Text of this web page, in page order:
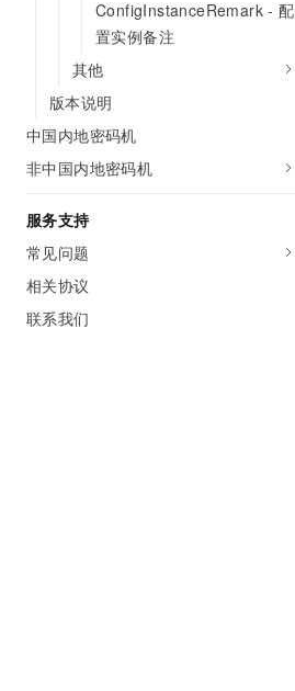
ConfigInstanceRemark - 配
置实例备注
其他
版本说明
中国内地密码机
非中国内地密码机
服务支持
常见问题
相关协议
联系我们